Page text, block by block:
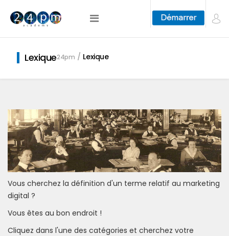
Lexique24pm Lexique
Vous cherchez la définition d'un terme relatif au marketing
digital ?
Vous êtes au bon endroit !
Cliquez dans l'une des catégories et cherchez votre